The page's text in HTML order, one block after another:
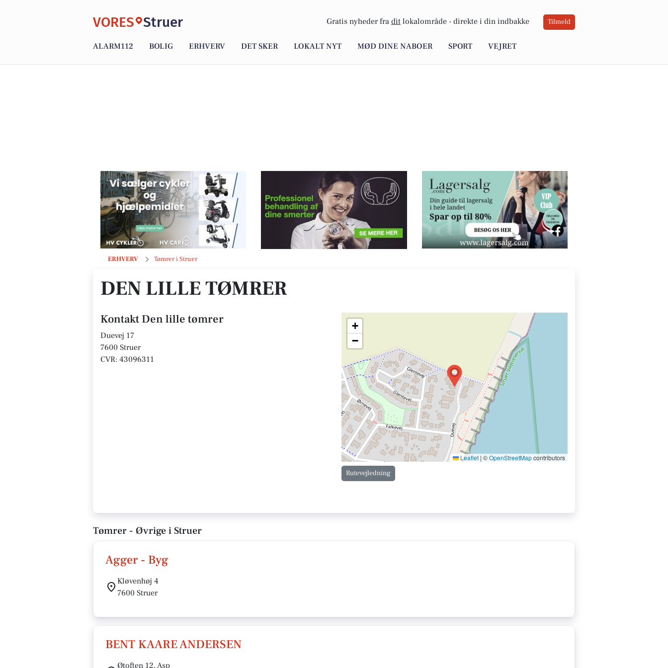
VORES Struer Gratis nyheder fra dit lokalområde - direkte i din indbakke Tilmeld
ALARM112 BOLIG ERHVERV DET SKER LOKALT NYT MØD DINE NABOER SPORT VEJRET
ERHVERV Tømrer i Struer
Den lille tømrer
DEN LILLE TØMRER
Kontakt Den lille tømrer
Duevej 17
7600 Struer
CVR: 43096311
+
−
Leaflet | ©OpenStreetMapcontributors
Rutevejledning
Tømrer - Øvrige i Struer
Agger - Byg
Kløvenhøj 4
7600 Struer
BENT KAARE ANDERSEN
Øtoften 12, Asp